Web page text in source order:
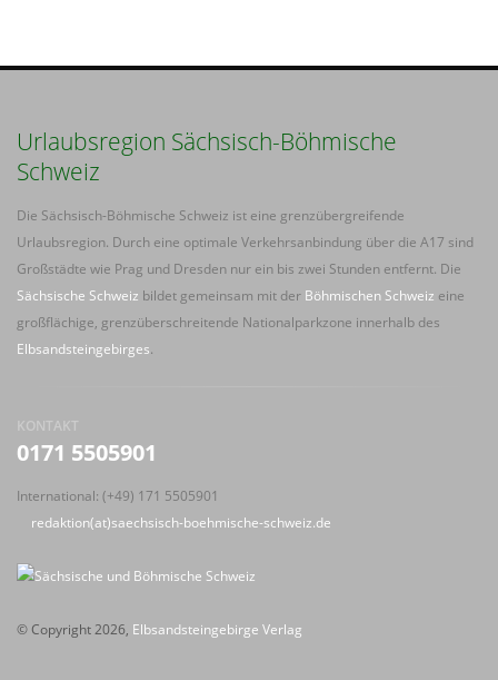
Urlaubsregion Sächsisch-Böhmische
Schweiz
Die Sächsisch-Böhmische Schweiz ist eine grenzübergreifende
Urlaubsregion. Durch eine optimale Verkehrsanbindung über die A17 sind
Großstädte wie Prag und Dresden nur ein bis zwei Stunden entfernt. Die
Sächsische Schweiz bildet gemeinsam mit der Böhmischen Schweiz eine
großflächige, grenzüberschreitende Nationalparkzone innerhalb des
Elbsandsteingebirges.
KONTAKT
0171 5505901
International: (+49) 171 5505901
redaktion(at)saechsisch-boehmische-schweiz.de
© Copyright 2026, Elbsandsteingebirge Verlag